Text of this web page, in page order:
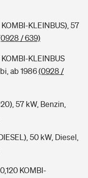
KLEINBUS), 57
/ 639)
KLEINBUS
ab 1986(0928 /
57 kW, Benzin,
50 kW, Diesel,
KOMBI-